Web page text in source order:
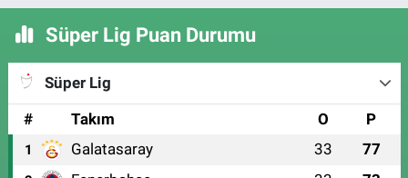
Süper Lig Puan Durumu
Süper Lig
#
Takım O P
1 Galatasaray 33 77